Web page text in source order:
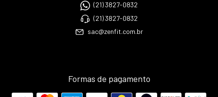
(21) 3827-0832
(21) 3827-0832
sac@zenfit.com.br
Formas de pagamento